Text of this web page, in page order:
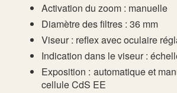
Activation du zoom : manuelle
Diamètre des filtres : 36 mm
Viseur : reflex avec oculaire
Indication dans le viseur :
Exposition : automatique et
cellule CdS EE